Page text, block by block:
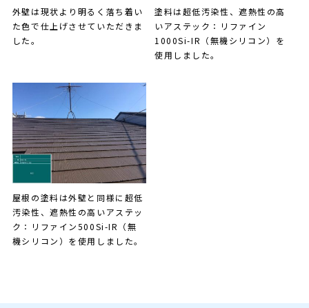
外壁は現状より明るく落ち着い
た色で仕上げさせていただきま
した。
塗料は超低汚染性、遮熱性の高
いアステック：リファイン
1000Si-IR（無機シリコン）を
使用しました。
屋根の塗料は外壁と同様に超低
汚染性、遮熱性の高いアステッ
ク：リファイン500Si-IR（無
機シリコン）を使用しました。